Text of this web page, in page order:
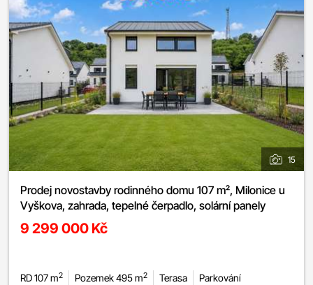
15
Prodej novostavby rodinného domu 107 m², Milonice u
Vyškova, zahrada, tepelné čerpadlo, solární panely
9 299 000 Kč
RD 107 m2 Pozemek 495 m2 Terasa
Parkování